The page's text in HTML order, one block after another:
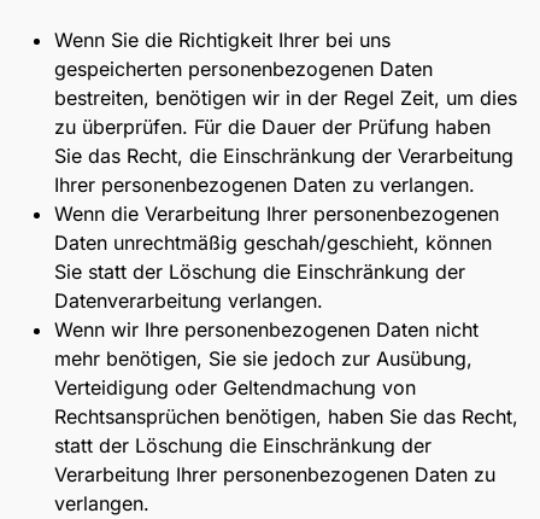
Wenn Sie die Richtigkeit Ihrer bei uns
gespeicherten personenbezogenen Daten
bestreiten, benötigen wir in der Regel Zeit, um dies
zu überprüfen. Für die Dauer der Prüfung haben
Sie das Recht, die Einschränkung der Verarbeitung
Ihrer personenbezogenen Daten zu verlangen.
Wenn die Verarbeitung Ihrer personenbezogenen
Daten unrechtmäßig geschah/geschieht, können
Sie statt der Löschung die Einschränkung der
Datenverarbeitung verlangen.
Wenn wir Ihre personenbezogenen Daten nicht
mehr benötigen, Sie sie jedoch zur Ausübung,
Verteidigung oder Geltendmachung von
Rechtsansprüchen benötigen, haben Sie das Recht,
statt der Löschung die Einschränkung der
Verarbeitung Ihrer personenbezogenen Daten zu
verlangen.